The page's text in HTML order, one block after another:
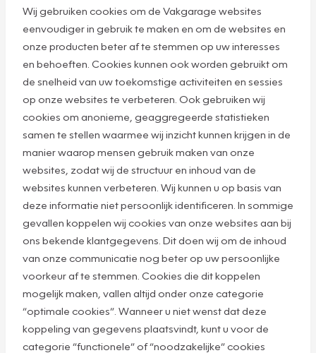
Wij gebruiken cookies om de Vakgarage websites
eenvoudiger in gebruik te maken en om de websites en
onze producten beter af te stemmen op uw interesses
en behoeften. Cookies kunnen ook worden gebruikt om
de snelheid van uw toekomstige activiteiten en sessies
op onze websites te verbeteren. Ook gebruiken wij
cookies om anonieme, geaggregeerde statistieken
samen te stellen waarmee wij inzicht kunnen krijgen in de
manier waarop mensen gebruik maken van onze
websites, zodat wij de structuur en inhoud van de
websites kunnen verbeteren. Wij kunnen u op basis van
deze informatie niet persoonlijk identificeren. In sommige
gevallen koppelen wij cookies van onze websites aan bij
ons bekende klantgegevens. Dit doen wij om de inhoud
van onze communicatie nog beter op uw persoonlijke
voorkeur af te stemmen. Cookies die dit koppelen
mogelijk maken, vallen altijd onder onze categorie
“optimale cookies”. Wanneer u niet wenst dat deze
koppeling van gegevens plaatsvindt, kunt u voor de
categorie “functionele” of “noodzakelijke” cookies